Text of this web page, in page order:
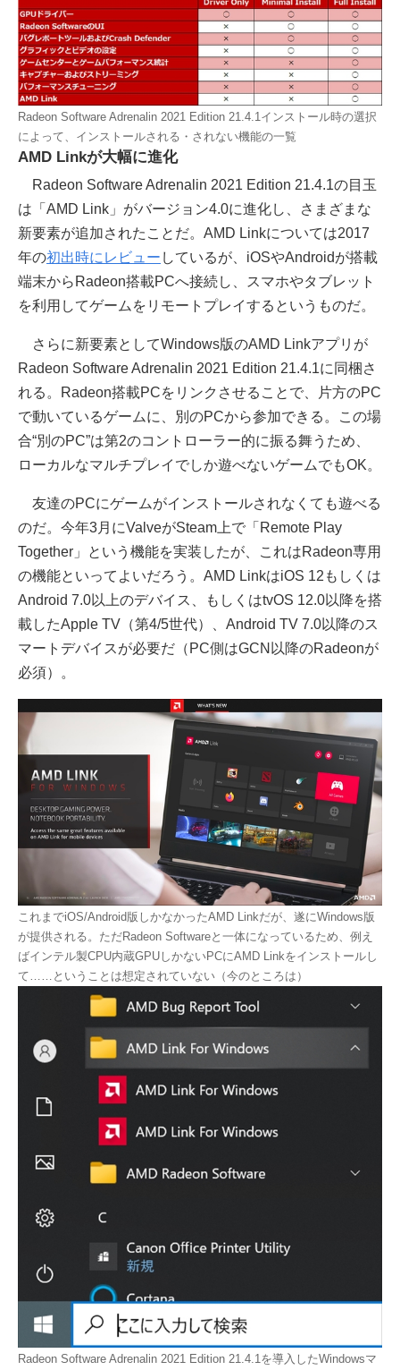
Radeon Software Adrenalin 2021 Edition 21.4.1インストール時の選択
によって、インストールされる・されない機能の一覧
AMD Linkが大幅に進化
Radeon Software Adrenalin 2021 Edition 21.4.1の目玉
は「AMD Link」がバージョン4.0に進化し、さまざまな
新要素が追加されたことだ。AMD Linkについては2017
年の初出時にレビュー しているが、iOSやAndroidが搭載
端末からRadeon搭載PCへ接続し、スマホやタブレット
を利用してゲームをリモートプレイするというものだ。
さらに新要素としてWindows版のAMD Linkアプリが
Radeon Software Adrenalin 2021 Edition 21.4.1に同梱さ
れる。Radeon搭載PCをリンクさせることで、片方のPC
で動いているゲームに、別のPCから参加できる。この場
合“別のPC”は第2のコントローラー的に振る舞うため、
ローカルなマルチプレイでしか遊べないゲームでもOK。
友達のPCにゲームがインストールされなくても遊べる
のだ。今年3月にValveがSteam上で「Remote Play
Together」という機能を実装したが、これはRadeon専用
の機能といってよいだろう。AMD LinkはiOS 12もしくは
Android 7.0以上のデバイス、もしくはtvOS 12.0以降を搭
載したApple TV（第4/5世代）、Android TV 7.0以降のス
マートデバイスが必要だ（PC側はGCN以降のRadeonが
必須）。
これまでiOS/Android版しかなかったAMD Linkだが、遂にWindows版
が提供される。ただRadeon Softwareと一体になっているため、例え
ばインテル製CPU内蔵GPUしかないPCにAMD Linkをインストールし
て……ということは想定されていない（今のところは）
Radeon Software Adrenalin 2021 Edition 21.4.1を導入したWindowsマ